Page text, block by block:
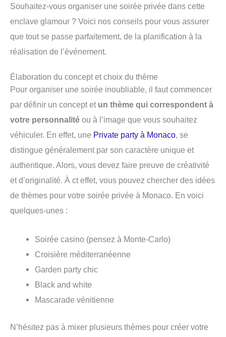
Souhaitez-vous organiser une soirée privée dans cette
enclave glamour ? Voici nos conseils pour vous assurer
que tout se passe parfaitement, de la planification à la
réalisation de l’événement.
Élaboration du concept et choix du thème
Pour organiser une soirée inoubliable, il faut commencer
par définir un concept et un thème qui correspondent à
votre personnalité ou à l’image que vous souhaitez
véhiculer. En effet, une Private party à Monaco, se
distingue généralement par son caractère unique et
authentique. Alors, vous devez faire preuve de créativité
et d’originalité. À ct effet, vous pouvez chercher des idées
de thèmes pour votre soirée privée à Monaco. En voici
quelques-unes :
Soirée casino (pensez à Monte-Carlo)
Croisière méditerranéenne
Garden party chic
Black and white
Mascarade vénitienne
N’hésitez pas à mixer plusieurs thèmes pour créer votre